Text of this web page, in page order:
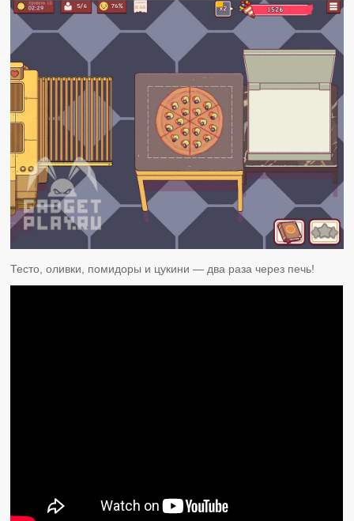
Тесто, оливки, помидоры и цукини — два раза через печь!